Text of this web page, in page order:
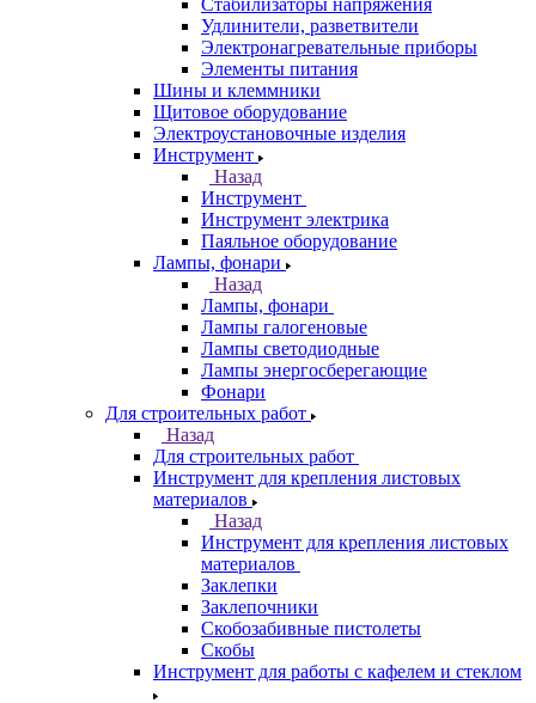
Стабилизаторы напряжения
Удлинители, разветвители
Электронагревательные приборы
Элементы питания
Шины и клеммники
Щитовое оборудование
Электроустановочные изделия
Инструмент
Назад
Инструмент
Инструмент электрика
Паяльное оборудование
Лампы, фонари
Назад
Лампы, фонари
Лампы галогеновые
Лампы светодиодные
Лампы энергосберегающие
Фонари
Для строительных работ
Назад
Для строительных работ
Инструмент для крепления листовых
материалов
Назад
Инструмент для крепления листовых
материалов
Заклепки
Заклепочники
Скобозабивные пистолеты
Скобы
Инструмент для работы с кафелем и стеклом